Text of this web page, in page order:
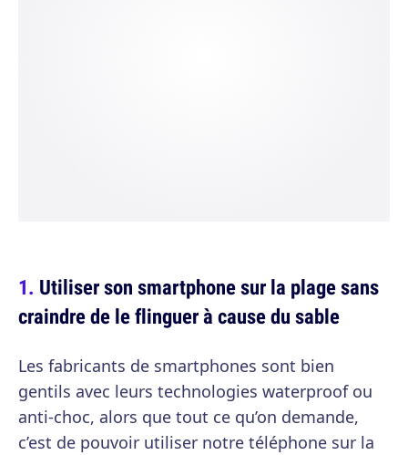
Utiliser son smartphone sur la plage sans
craindre de le flinguer à cause du sable
Les fabricants de smartphones sont bien
gentils avec leurs technologies waterproof ou
anti-choc, alors que tout ce qu’on demande,
c’est de pouvoir utiliser notre téléphone sur la